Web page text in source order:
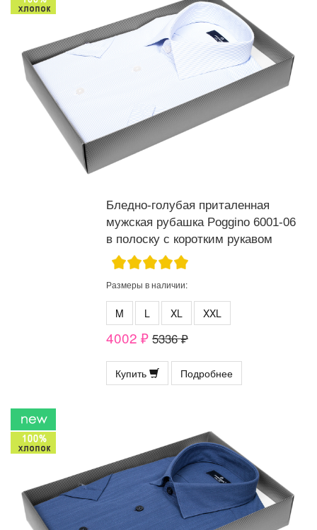
Бледно-голубая приталенная
мужская рубашка Poggino 6001-06
в полоску с коротким рукавом
Размеры в наличии:
M L XL XXL
4002 ₽ 5336 ₽
Купить Подробнее